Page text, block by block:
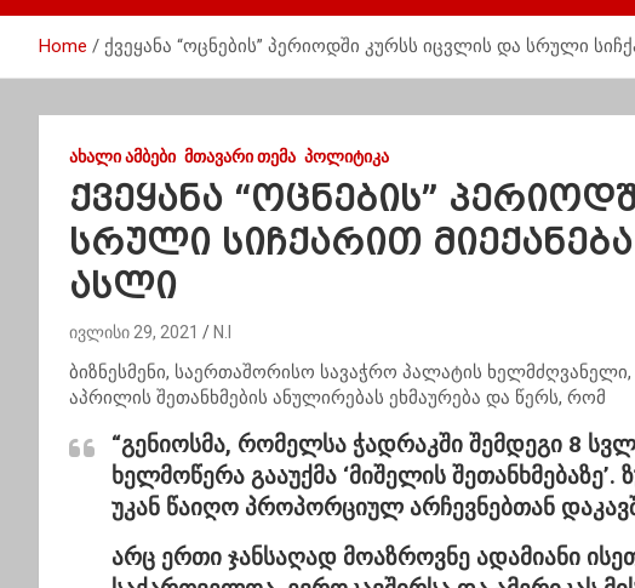
Home ქვეყანა “ოცნების” პერიოდში კურსს იცვლის და სრული
ᲐᲮᲐᲚᲘ ᲐᲛᲑᲔᲑᲘ ᲛᲗᲐᲕᲐᲠᲘ ᲗᲔᲛᲐ ᲞᲝᲚᲘᲢᲘᲙᲐ
ქვეყანა “ოცნების”
სრული სიჩქარით
ასლი
ივლისი 29, 2021 N.I
ბიზნესმენი, საერთაშორისო სავაჭრო პალატის
აპრილის შეთანხმების ანულირებას ეხმაურება და წერს, რომ
“გენიოსმა, რომელსა ჭადრაკში შემდეგი 8
ხელმოწერა გააუქმა ‘მიშელის შეთანხმებაზე’.
უკან წაიღო პროპორციულ არჩევნებთან
არც ერთი ჯანსაღად მოაზროვნე ადამიანი